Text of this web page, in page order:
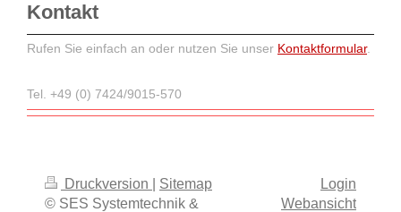
Kontakt
Rufen Sie einfach an oder nutzen Sie unser Kontaktformular.
Tel. +49 (0) 7424/9015-570
Druckversion
Sitemap
© SES Systemtechnik &
Login
Webansicht